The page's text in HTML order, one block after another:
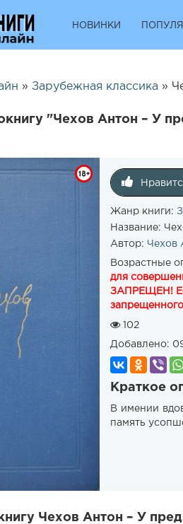
НОВИНКИ
» Зарубежная классика »
"Чехов Антон – У
Жанр книги:
Название:
Автор: Чехов
Возрастные
для
ЗАПРЕЩЕН!
102
Добавлено:
Краткое
В имении
память
Чехов Антон – У